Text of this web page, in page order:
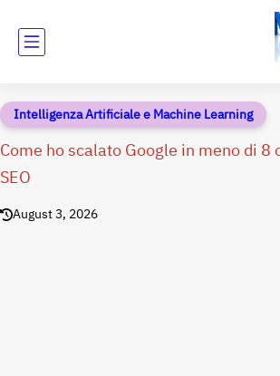
Intelligenza Artificiale e Machine Learning
Come ho scalato Google in meno di
SEO
August 3, 2026